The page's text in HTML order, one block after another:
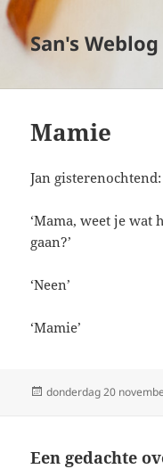
San's Weblog
Mamie
Jan gisterenochtend:
‘Mama, weet je wat
gaan?’
‘Neen’
‘Mamie’
Geplaatst
donderdag 20
Een gedachte